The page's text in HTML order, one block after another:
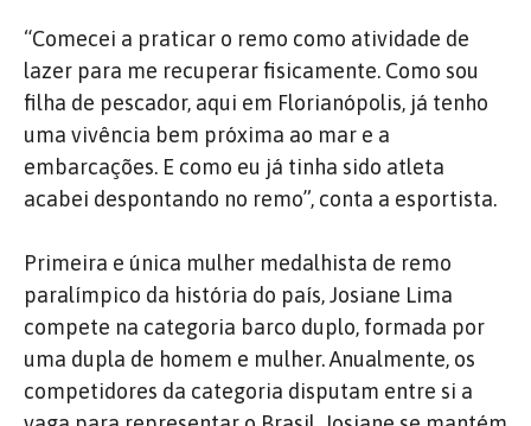
“Comecei a praticar o remo como atividade de
lazer para me recuperar fisicamente. Como sou
filha de pescador, aqui em Florianópolis, já tenho
uma vivência bem próxima ao mar e a
embarcações. E como eu já tinha sido atleta
acabei despontando no remo”, conta a esportista.
Primeira e única mulher medalhista de remo
paralímpico da história do país, Josiane Lima
compete na categoria barco duplo, formada por
uma dupla de homem e mulher. Anualmente, os
competidores da categoria disputam entre si a